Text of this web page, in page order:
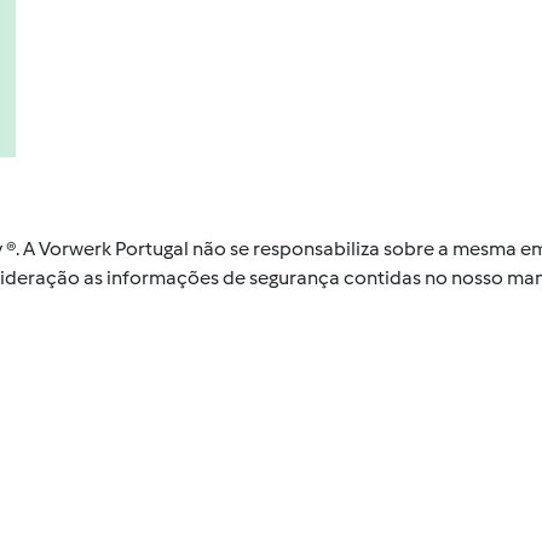
A Vorwerk Portugal não se responsabiliza sobre a mesma
as informações de segurança contidas no nosso